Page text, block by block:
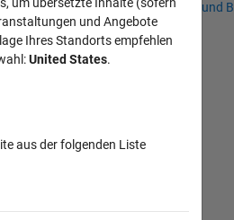
Niederlassungen Studierende und
Off-Canvas-
und Angebote
Ihres Standorts empfehlen
United States.
aus der folgenden Liste